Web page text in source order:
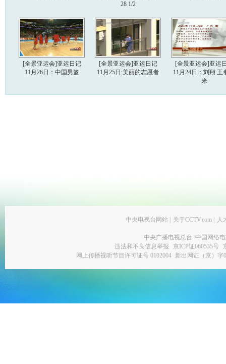
28 1/2
[全景亚运会]亚运日记
11月26日：中国男篮
[全景亚运会]亚运日记
11月25日:美丽的志愿者
[全景亚运会]亚运
11月24日：刘翔 王
来
中央电视台网站 关于CCTV.com 人
中央广播电视总台 中国网络
违法和不良信息举报
京ICP证060535号
网上传播视听节目许可证号 0102004 新出网证（京）